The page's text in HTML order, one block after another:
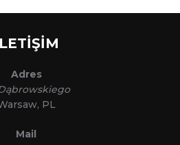
Adres
PL
Mail